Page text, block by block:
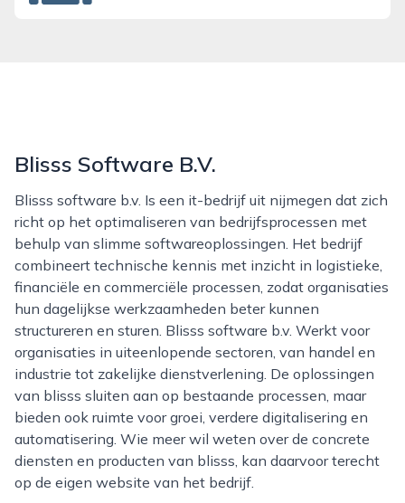
Blisss Software B.V.
Blisss software b.v. Is een it-bedrijf uit nijmegen dat zich
richt op het optimaliseren van bedrijfsprocessen met
behulp van slimme softwareoplossingen. Het bedrijf
combineert technische kennis met inzicht in logistieke,
financiële en commerciële processen, zodat organisaties
hun dagelijkse werkzaamheden beter kunnen
structureren en sturen. Blisss software b.v. Werkt voor
organisaties in uiteenlopende sectoren, van handel en
industrie tot zakelijke dienstverlening. De oplossingen
van blisss sluiten aan op bestaande processen, maar
bieden ook ruimte voor groei, verdere digitalisering en
automatisering. Wie meer wil weten over de concrete
diensten en producten van blisss, kan daarvoor terecht
op de eigen website van het bedrijf.